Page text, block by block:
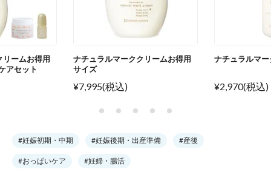
リームお得用
アセット
ナチュラルマーククリームお得用
サイズ
¥7,995(税込)
ナチュラルマ
¥2,970(税込)
#妊娠初期・中期 #妊娠後期・出産準備 #産後
#おっぱいケア #妊婦・腸活